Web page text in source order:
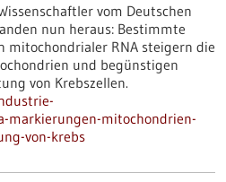
vom Deutschen
nun heraus: Bestimmte
mitochondrialer RNA steigern die
und begünstigen
von Krebszellen.
mitochondrien-
von-krebs